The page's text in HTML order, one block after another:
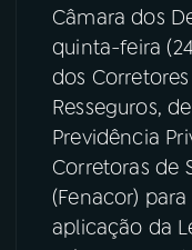
PODCASTS
06VIDEOCASTS
ÚLTIMAS
Câmara dos
quinta-feira
dos
Resseguros,
Previdência
Corretoras de
(Fenacor)
aplicação da